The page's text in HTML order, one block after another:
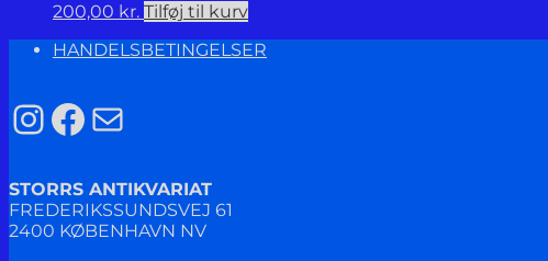
200,00 kr. Tilføj til kurv
HANDELSBETINGELSER
Instagram
Facebook
Mail
STORRS ANTIKVARIAT
FREDERIKSSUNDSVEJ 61
2400 KØBENHAVN NV